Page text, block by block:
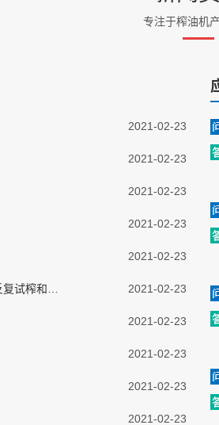
专注于榨油机
2021-02-23
2021-02-23
2021-02-23
2021-02-23
2021-02-23
试榨和… 2021-02-23
2021-02-23
2021-02-23
2021-02-23
2021-02-23